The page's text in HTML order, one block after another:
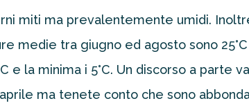
miti ma prevalentemente umidi.
tra giugno ed agosto sono 25°C
e la minima i 5°C. Un discorso a parte
ma tenete conto che sono